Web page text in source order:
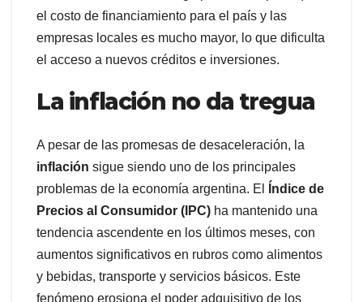
el costo de financiamiento para el país y las
empresas locales es mucho mayor, lo que dificulta
el acceso a nuevos créditos e inversiones.
La inflación no da tregua
A pesar de las promesas de desaceleración, la
inflación sigue siendo uno de los principales
problemas de la economía argentina. El
Índice de
Precios al Consumidor (IPC) ha mantenido una
tendencia ascendente en los últimos meses, con
aumentos significativos en rubros como alimentos
y bebidas, transporte y servicios básicos. Este
fenómeno erosiona el poder adquisitivo de los